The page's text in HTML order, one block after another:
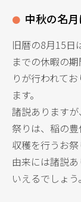
中秋の名
旧暦の8月15日
までの休暇の
りが行われて
ます。
諸説あります
祭りは、稲の
収穫を行うお
由来には諸説
いえるでしょう。